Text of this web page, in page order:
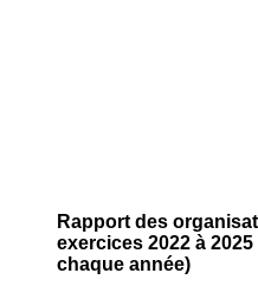
Rapport des
exercices 2022 à 2025
chaque année)